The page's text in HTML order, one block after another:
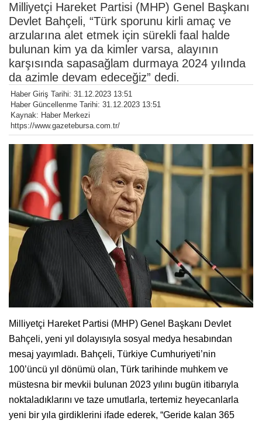
Milliyetçi Hareket Partisi (MHP) Genel Başkanı
Devlet Bahçeli, “Türk sporunu kirli amaç ve
arzularına alet etmek için sürekli faal halde
bulunan kim ya da kimler varsa, alayının
karşısında sapasağlam durmaya 2024 yılında
da azimle devam edeceğiz” dedi.
Haber Giriş Tarihi: 31.12.2023 13:51
Haber Güncellenme Tarihi: 31.12.2023 13:51
Kaynak: Haber Merkezi
https://www.gazetebursa.com.tr/
Milliyetçi Hareket Partisi (MHP) Genel Başkanı Devlet
Bahçeli, yeni yıl dolayısıyla sosyal medya hesabından
mesaj yayımladı. Bahçeli, Türkiye Cumhuriyeti’nin
100’üncü yıl dönümü olan, Türk tarihinde muhkem ve
müstesna bir mevkii bulunan 2023 yılını bugün itibarıyla
noktaladıklarını ve taze umutlarla, tertemiz heyecanlarla
yeni bir yıla girdiklerini ifade ederek, “Geride kalan 365